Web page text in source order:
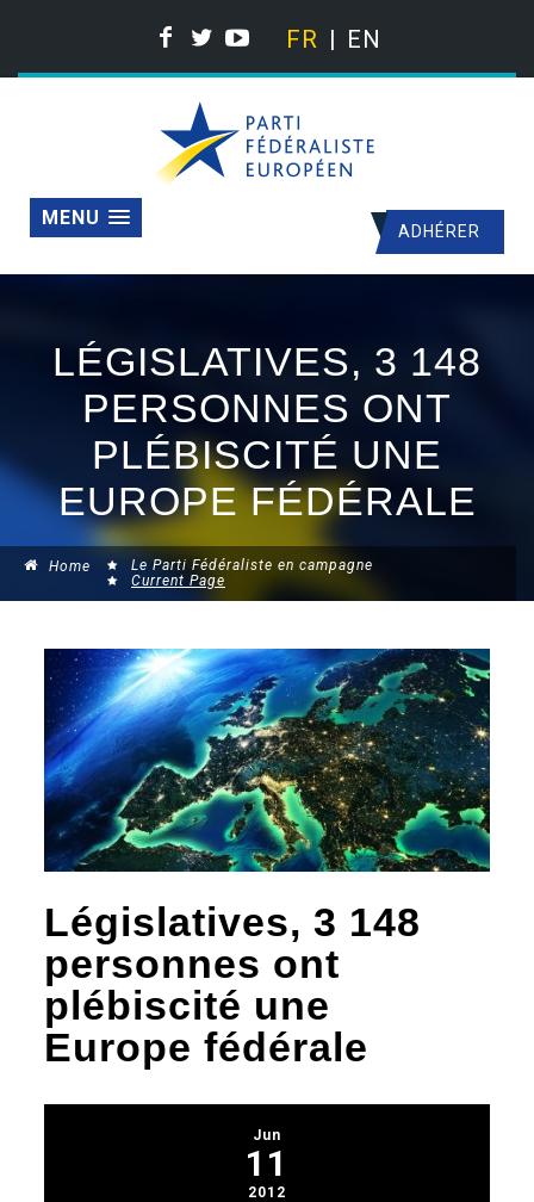
FR EN
ADHÉRER
MENU
LÉGISLATIVES, 3 148
PERSONNES ONT
PLÉBISCITÉ UNE
EUROPE FÉDÉRALE
Home
Le Parti Fédéraliste en campagne
Current Page
Législatives, 3 148
personnes ont
plébiscité une
Europe fédérale
Jun
11
2012